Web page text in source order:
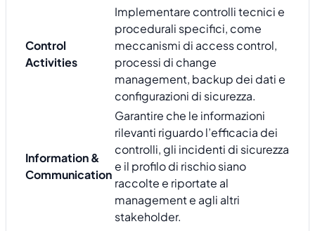
Control
Activities
Implementare controlli tecnici e
procedurali specifici, come
meccanismi di access control,
processi di change
management, backup dei dati e
configurazioni di sicurezza.
Information &
Communication
Garantire che le informazioni
rilevanti riguardo l’efficacia dei
controlli, gli incidenti di sicurezza
e il profilo di rischio siano
raccolte e riportate al
management e agli altri
stakeholder.